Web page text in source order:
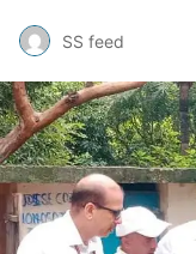
SS feed